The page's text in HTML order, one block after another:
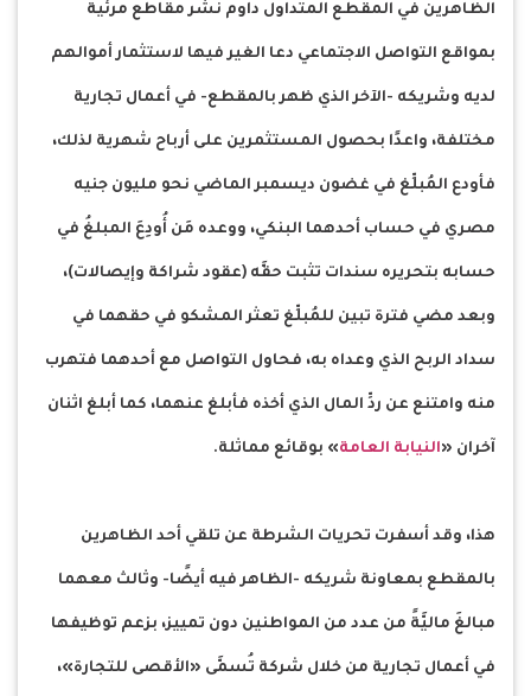
الظاهرين في المقطع المتداول داوم نشر مقاطع مرئية
بمواقع التواصل الاجتماعي دعا الغير فيها لاستثمار أموالهم
لديه وشريكه -الآخر الذي ظهر بالمقطع- في أعمال تجارية
مختلفة، واعدًا بحصول المستثمرين على أرباح شهرية لذلك،
فأودع المُبلِّغ في غضون ديسمبر الماضي نحو مليون جنيه
مصري في حساب أحدهما البنكي، ووعده مَن أُودِعَ المبلغُ في
حسابه بتحريره سندات تثبت حقَّه (عقود شراكة وإيصالات)،
وبعد مضي فترة تبين للمُبلِّغ تعثر المشكو في حقهما في
سداد الربح الذي وعداه به، فحاول التواصل مع أحدهما فتهرب
منه وامتنع عن ردِّ المال الذي أخذه فأبلغ عنهما، كما أبلغ اثنان
آخران «النيابة العامة» بوقائع مماثلة.
هذا، وقد أسفرت تحريات الشرطة عن تلقي أحد الظاهرين
بالمقطع بمعاونة شريكه -الظاهر فيه أيضًا- وثالث معهما
مبالغَ ماليَّةً من عدد من المواطنين دون تمييز، بزعم توظيفها
في أعمال تجارية من خلال شركة تُسمَّى «الأقصى للتجارة»،